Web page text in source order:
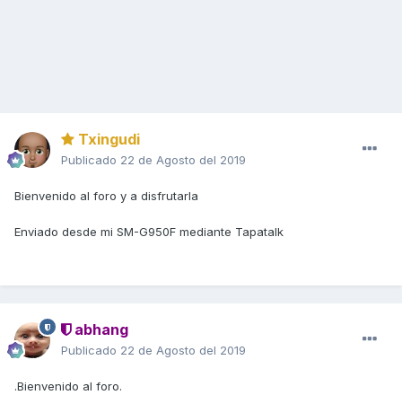
Txingudi
Publicado 22 de Agosto del 2019
Bienvenido al foro y a disfrutarla
Enviado desde mi SM-G950F mediante Tapatalk
abhang
Publicado 22 de Agosto del 2019
.Bienvenido al foro.